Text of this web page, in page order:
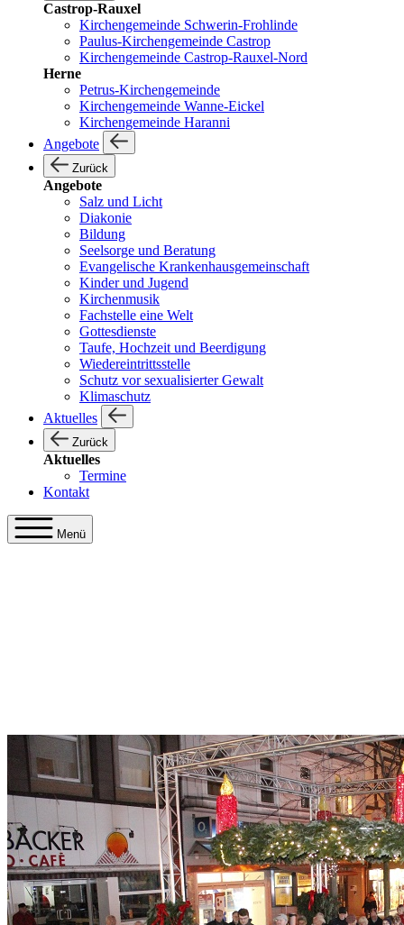
Castrop-Rauxel
Kirchengemeinde Schwerin-Frohlinde
Paulus-Kirchengemeinde Castrop
Kirchengemeinde Castrop-Rauxel-Nord
Herne
Petrus-Kirchengemeinde
Kirchengemeinde Wanne-Eickel
Kirchengemeinde Haranni
Angebote
Zurück
Angebote
Salz und Licht
Diakonie
Bildung
Seelsorge und Beratung
Evangelische Krankenhausgemeinschaft
Kinder und Jugend
Kirchenmusik
Fachstelle eine Welt
Gottesdienste
Taufe, Hochzeit und Beerdigung
Wiedereintrittsstelle
Schutz vor sexualisierter Gewalt
Klimaschutz
Aktuelles
Zurück
Aktuelles
Termine
Kontakt
Menü